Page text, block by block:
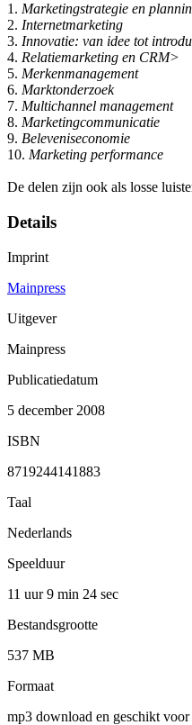
1. Marketingstrategie en
2. Internetmarketing
3. Innovatie: van idee tot
4. Relatiemarketing en CRM>
5. Merkenmanagement
6. Marktonderzoek
7. Multichannel management
8. Marketingcommunicatie
9. Beleveniseconomie
10. Marketing performance
De delen zijn ook als losse
Details
Imprint
Mainpress
Uitgever
Mainpress
Publicatiedatum
5 december 2008
ISBN
8719244141883
Taal
Nederlands
Speelduur
11 uur 9 min 24 sec
Bestandsgrootte
537 MB
Formaat
mp3 download en geschikt